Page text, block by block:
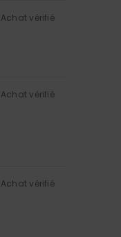
Achat vérifié
Achat vérifié
Achat vérifié